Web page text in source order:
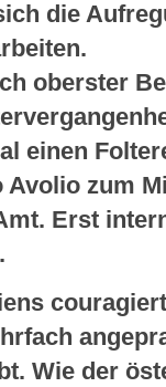
die
oberster
einen
zum
Erst
Wie der